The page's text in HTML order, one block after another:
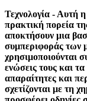
Τεχνολογία - Αυτή
πρακτική πορεία
αποκτήσουν μια
συμπεριφοράς των
χρησιμοποιούνται
ενώσεις τους και
απαραίτητες και
σχετίζονται με τη